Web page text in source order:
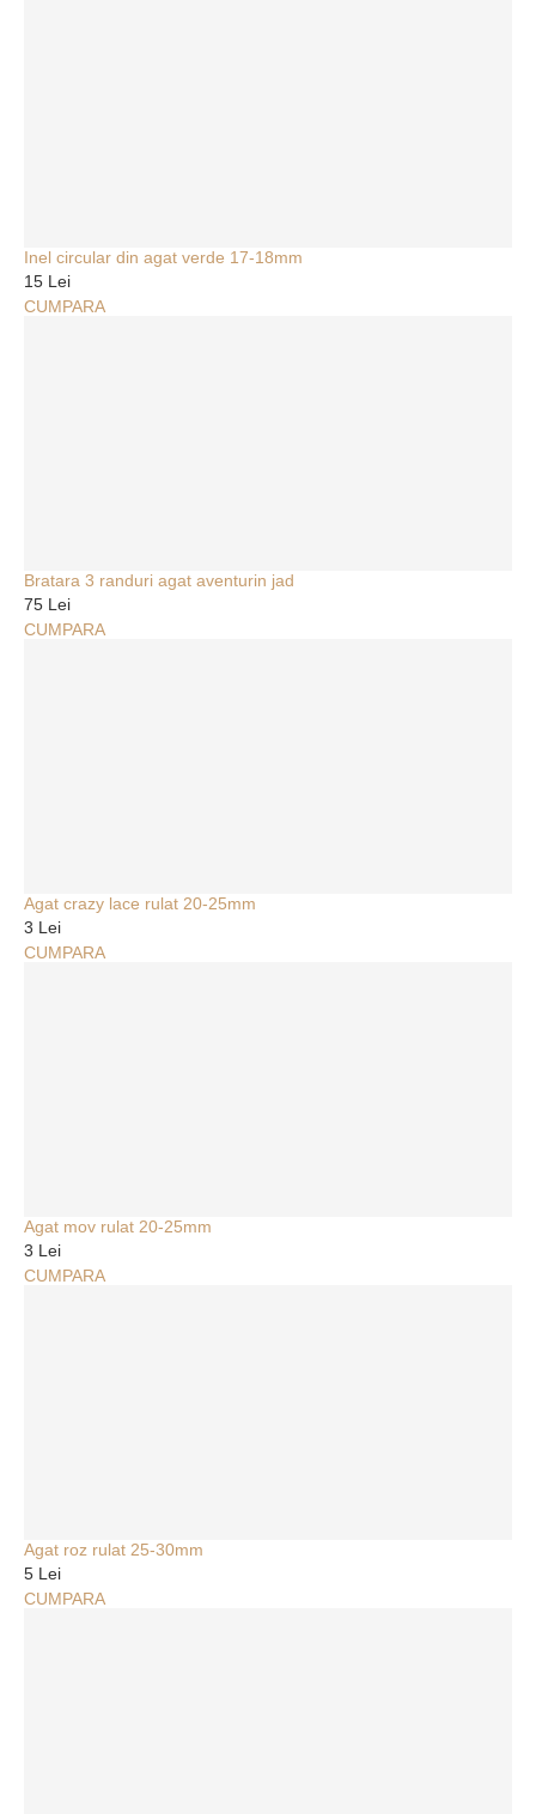
Inel circular din agat verde 17-18mm
15 Lei
CUMPARA
Bratara 3 randuri agat aventurin jad
75 Lei
CUMPARA
Agat crazy lace rulat 20-25mm
3 Lei
CUMPARA
Agat mov rulat 20-25mm
3 Lei
CUMPARA
Agat roz rulat 25-30mm
5 Lei
CUMPARA